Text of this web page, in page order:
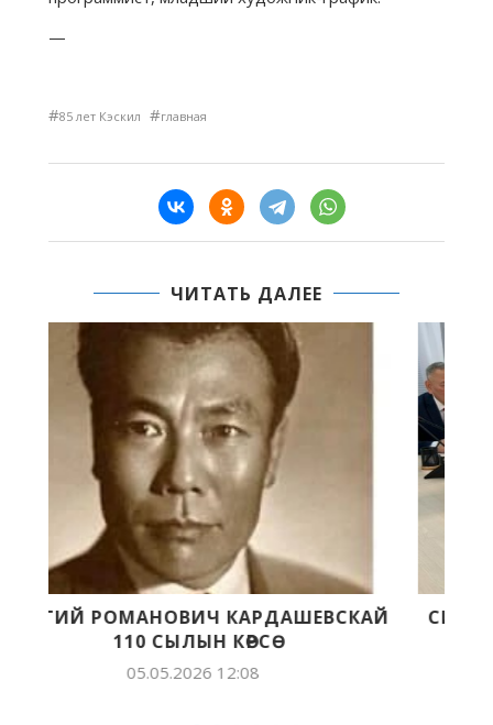
—
#85 лет Кэскил #главная
ЧИТАТЬ ДАЛЕЕ
СИРБИТИГЭР-УОППУТУГАР КЫҺАЛЛАР
БУОЛЛАХПЫТЫНА
14.01.2026 15:31